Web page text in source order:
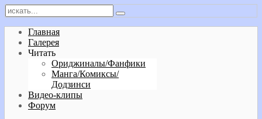
Главная
Галерея
Читать
Ориджиналы/Фанфики
Манга/Комиксы/
Додзинси
Видео-клипы
Форум